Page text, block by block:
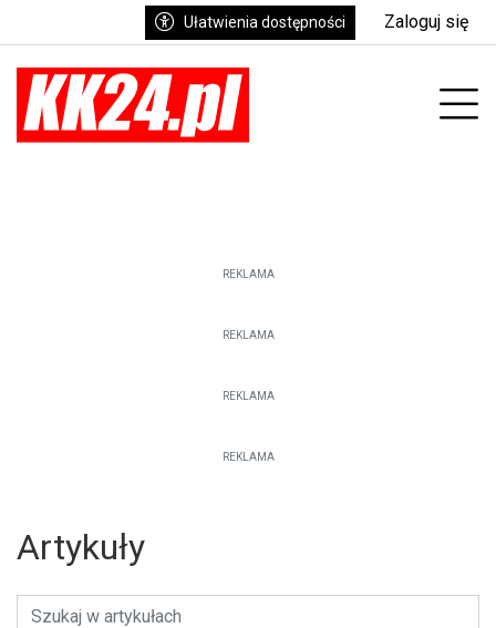
Ułatwienia dostępności Zaloguj się
REKLAMA
REKLAMA
REKLAMA
REKLAMA
Artykuły